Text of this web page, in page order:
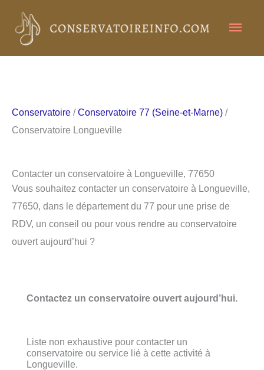
contenu
Conservatoire /Conservatoire 77 (Seine-et-Marne) /
Conservatoire Longueville
Contacter un conservatoire à Longueville, 77650
Vous souhaitez contacter un conservatoire à Longueville,
77650, dans le département du 77 pour une prise de
RDV, un conseil ou pour vous rendre au conservatoire
ouvert aujourd’hui ?
Contactez un conservatoire ouvert aujourd’hui.
Liste non exhaustive pour contacter un
conservatoire ou service lié à cette activité à
Longueville.